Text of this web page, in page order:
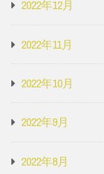
2022年12月
2022年11月
2022年10月
2022年9月
2022年8月